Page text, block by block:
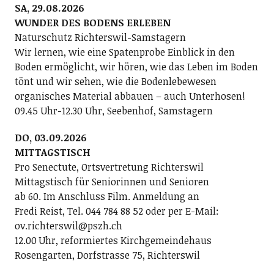
SA, 29.08.2026
WUNDER DES BODENS ERLEBEN
Naturschutz Richterswil-Samstagern
Wir lernen, wie eine Spatenprobe Einblick in den
Boden ermöglicht, wir hören, wie das Leben im Boden
tönt und wir sehen, wie die Bodenlebewesen
organisches Material abbauen – auch Unterhosen!
09.45 Uhr-12.30 Uhr, Seebenhof, Samstagern
DO, 03.09.2026
MITTAGSTISCH
Pro Senectute, Ortsvertretung Richterswil
Mittagstisch für Seniorinnen und Senioren
ab 60. Im Anschluss Film. Anmeldung an
Fredi Reist, Tel. 044 784 88 52 oder per E-Mail:
ov.richterswil@pszh.ch
12.00 Uhr, reformiertes Kirchgemeindehaus
Rosengarten, Dorfstrasse 75, Richterswil